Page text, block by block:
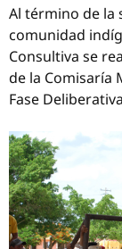
Al término de la
comunidad
Consultiva se
de la Comisaría
Fase